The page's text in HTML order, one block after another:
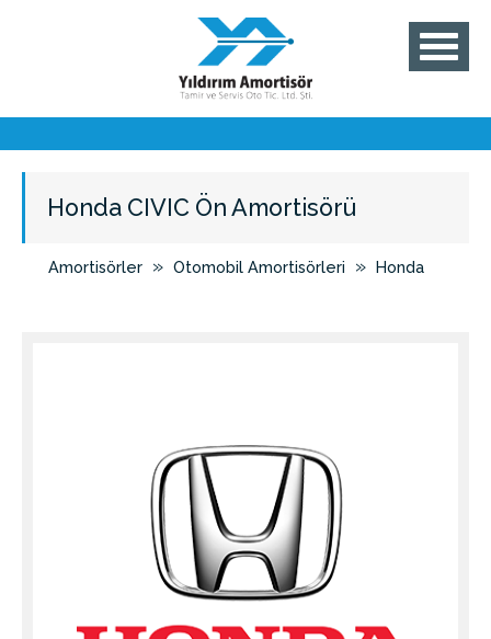
Honda CIVIC Ön Amortisörü
Amortisörler » Otomobil Amortisörleri » Honda